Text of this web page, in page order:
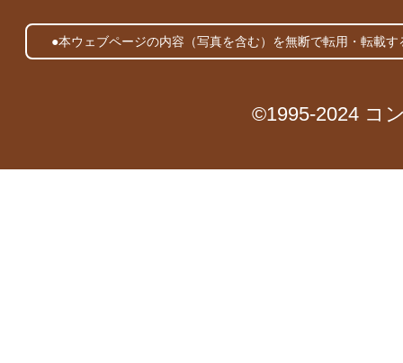
●本ウェブページの内容（写真を含む）を無断で転用・転載
©1995-2024 コ